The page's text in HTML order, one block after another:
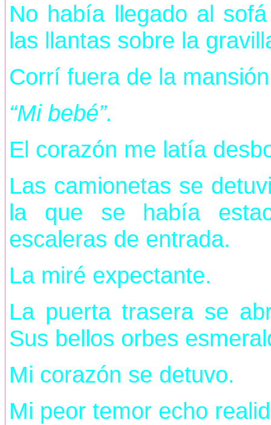
No había llegado al
las llantas sobre la
Corrí fuera de la
“Mi bebé”.
El corazón me latía
Las camionetas se
la que se había
escaleras de entrada.
La miré expectante.
La puerta trasera se
Sus bellos orbes
Mi corazón se detuvo.
Mi peor temor echo